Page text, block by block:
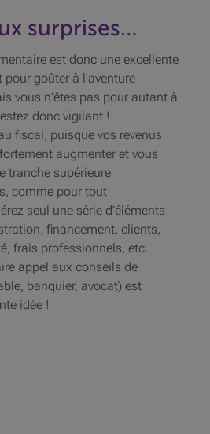
surprises…
est donc une excellente
pour goûter à l'aventure
vous n'êtes pas pour autant à
donc vigilant !
fiscal, puisque vos revenus
augmenter et vous
tranche supérieure
comme pour tout
seul une série d'éléments
financement, clients,
frais professionnels, etc.
appel aux conseils de
banquier, avocat) est
idée !